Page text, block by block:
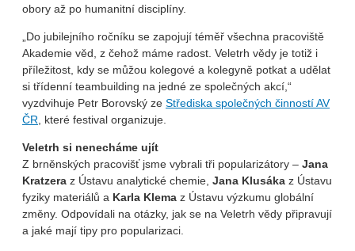
obory až po humanitní disciplíny.
„Do jubilejního ročníku se zapojují téměř všechna pracoviště
Akademie věd, z čehož máme radost. Veletrh vědy je totiž i
příležitost, kdy se můžou kolegové a kolegyně potkat a udělat
si třídenní teambuilding na jedné ze společných akcí,“
vyzdvihuje Petr Borovský ze Střediska společných činností AV
ČR, které festival organizuje.
Veletrh si nenecháme ujít
Z brněnských pracovišť jsme vybrali tři popularizátory – Jana
Kratzera z Ústavu analytické chemie, Jana Klusáka z Ústavu
fyziky materiálů a Karla Klema z Ústavu výzkumu globální
změny. Odpovídali na otázky, jak se na Veletrh vědy připravují
a jaké mají tipy pro popularizaci.